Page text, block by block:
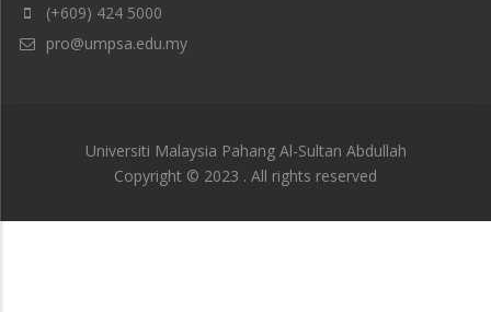
(+609) 424 5000
pro@umpsa.edu.my
Universiti Malaysia Pahang Al-Sultan Abdullah
Copyright © 2023 . All rights reserved